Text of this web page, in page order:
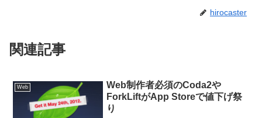
hirocaster
関連記事
Web
Web制作者必須のCoda2や
ForkLiftがApp Storeで値下げ祭
り